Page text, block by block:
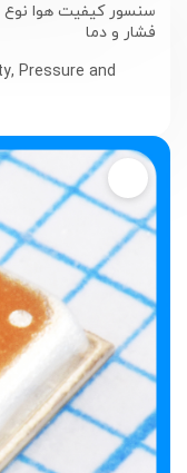
فشار و دما
Pressure and